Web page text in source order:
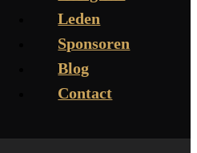
Leden
Sponsoren
Blog
Contact